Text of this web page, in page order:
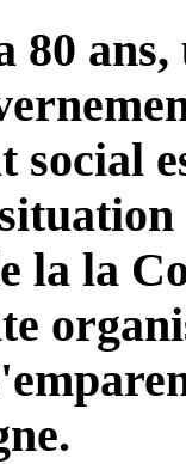
80
la la